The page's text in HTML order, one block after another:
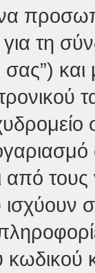
για τη
σας”)
από
κωδικού